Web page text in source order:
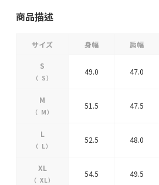
商品描述
サイズ 身幅 肩幅
S
（ S ）
49.0 47.0
M
（ M ）
51.5 47.5
L
（ L）
52.5 48.0
XL
（ XL）
54.5 49.5